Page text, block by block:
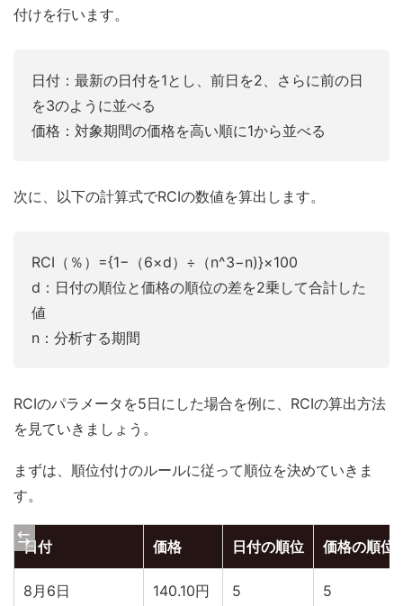
付けを行います。
日付：最新の日付を1とし、前日を2、さらに前の日
を3のように並べる
価格：対象期間の価格を高い順に1から並べる
次に、以下の計算式でRCIの数値を算出します。
RCI（％）={1−（6×d）÷（n^3−n)}×100
d：日付の順位と価格の順位の差を2乗して合計した
値
n：分析する期間
RCIのパラメータを5日にした場合を例に、RCIの算出方法
を見ていきましょう。
まずは、順位付けのルールに従って順位を決めていきま
す。
日付 価格 日付の順位 価格の順位
8月6日 140.10円 5 5